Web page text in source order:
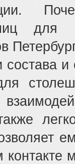
для
состава